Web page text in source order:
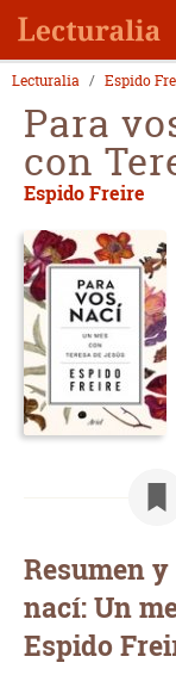
Lecturalia Espido
Para
con
Espido Freire
Resumen
nací: Un
Espido